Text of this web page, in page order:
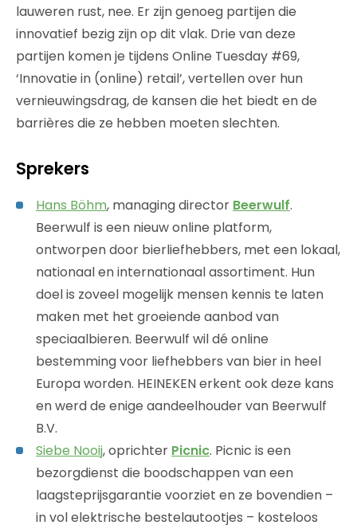
lauweren rust, nee. Er zijn genoeg partijen die
innovatief bezig zijn op dit vlak. Drie van deze
partijen komen je tijdens Online Tuesday #69,
‘Innovatie in (online) retail’, vertellen over hun
vernieuwingsdrag, de kansen die het biedt en de
barrières die ze hebben moeten slechten.
Sprekers
Hans Böhm, managing director Beerwulf.
Beerwulf is een nieuw online platform,
ontworpen door bierliefhebbers, met een lokaal,
nationaal en internationaal assortiment. Hun
doel is zoveel mogelijk mensen kennis te laten
maken met het groeiende aanbod van
speciaalbieren. Beerwulf wil dé online
bestemming voor liefhebbers van bier in heel
Europa worden. HEINEKEN erkent ook deze kans
en werd de enige aandeelhouder van Beerwulf
B.V.
Siebe Nooij, oprichter Picnic. Picnic is een
bezorgdienst die boodschappen van een
laagsteprijsgarantie voorziet en ze bovendien –
in vol elektrische bestelautootjes – kosteloos